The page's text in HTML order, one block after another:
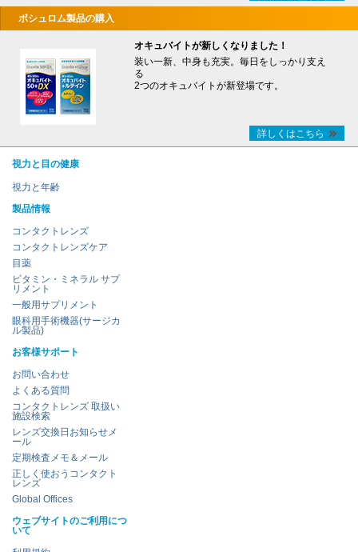
ボシュロム製品の購入
オキュバイトが新しくなりました！
装い一新、中身も充実。毎日をしっかり支え
る
2つのオキュバイトが新登場です。
詳しくはこちら
視力と目の健康
視力と年齢
製品情報
コンタクトレンズ
コンタクトレンズケア
目薬
ビタミン・ミネラル サプ
リメント
一般用サプリメント
眼科用手術機器(サージカ
ル製品)
お客様サポート
お問い合わせ
よくある質問
コンタクトレンズ 取扱い
施設検索
レンズ交換日お知らせメ
ール
定期検査メモ＆メール
正しく使おうコンタクト
レンズ
Global Offices
ウェブサイトのご利用につ
いて